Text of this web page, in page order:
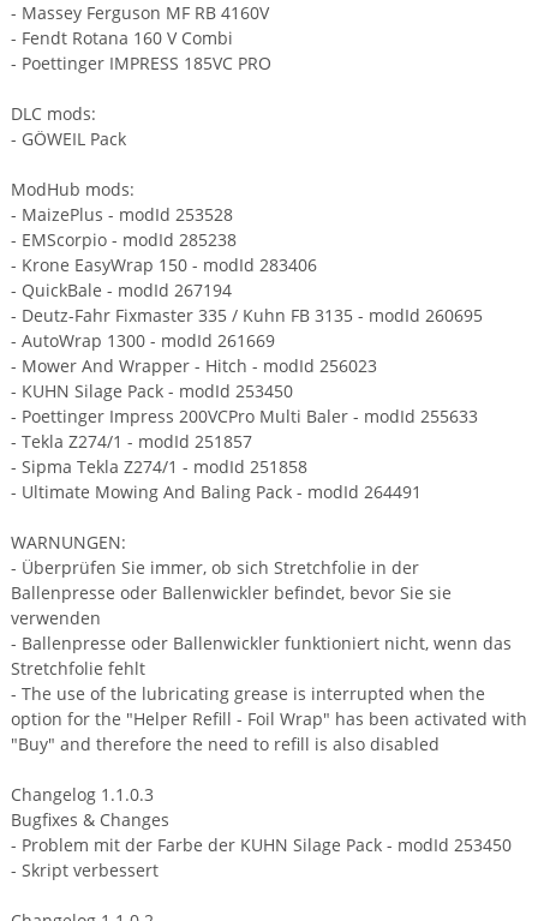
- Massey Ferguson MF RB 4160V
- Fendt Rotana 160 V Combi
- Poettinger IMPRESS 185VC PRO
DLC mods:
- GÖWEIL Pack
ModHub mods:
- MaizePlus - modId 253528
- EMScorpio - modId 285238
- Krone EasyWrap 150 - modId 283406
- QuickBale - modId 267194
- Deutz-Fahr Fixmaster 335 / Kuhn FB 3135 - modId 260695
- AutoWrap 1300 - modId 261669
- Mower And Wrapper - Hitch - modId 256023
- KUHN Silage Pack - modId 253450
- Poettinger Impress 200VCPro Multi Baler - modId 255633
- Tekla Z274/1 - modId 251857
- Sipma Tekla Z274/1 - modId 251858
- Ultimate Mowing And Baling Pack - modId 264491
WARNUNGEN:
- Überprüfen Sie immer, ob sich Stretchfolie in der
Ballenpresse oder Ballenwickler befindet, bevor Sie sie
verwenden
- Ballenpresse oder Ballenwickler funktioniert nicht, wenn das
Stretchfolie fehlt
- The use of the lubricating grease is interrupted when the
option for the "Helper Refill - Foil Wrap" has been activated with
"Buy" and therefore the need to refill is also disabled
Changelog 1.1.0.3
Bugfixes & Changes
- Problem mit der Farbe der KUHN Silage Pack - modId 253450
- Skript verbessert